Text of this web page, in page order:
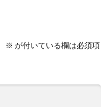
※ が付いている欄は必須項